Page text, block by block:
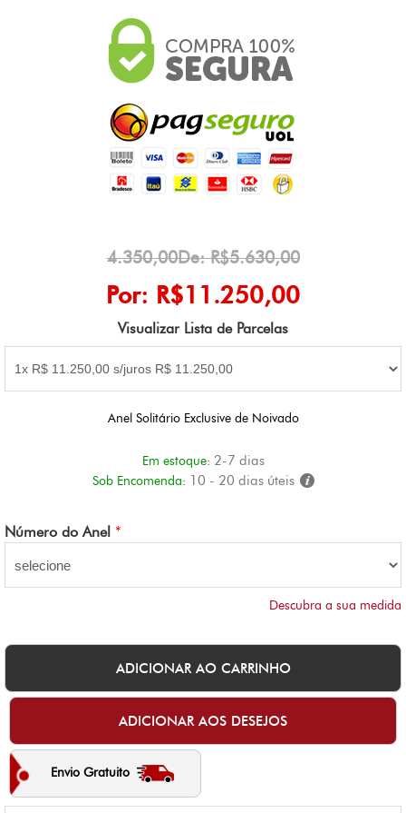
4.350,00De: R$5.630,00
Por: R$11.250,00
Visualizar Lista de Parcelas
Anel Solitário Exclusive de Noivado
Em estoque: 2-7 dias
Sob Encomenda: 10 - 20 dias úteis
Número do Anel *
Descubra a sua medida
Envio Gratuito